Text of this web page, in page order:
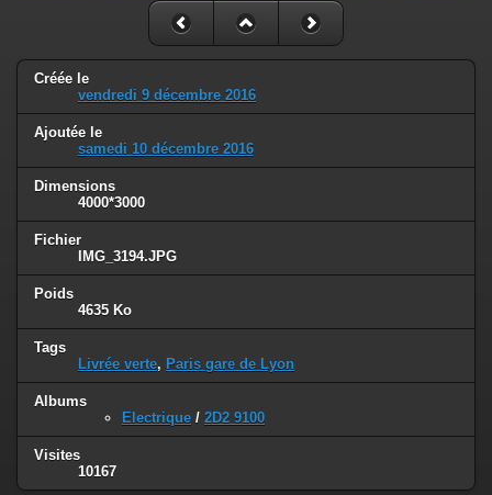
Créée le
vendredi 9 décembre 2016
Ajoutée le
samedi 10 décembre 2016
Dimensions
4000*3000
Fichier
IMG_3194.JPG
Poids
4635 Ko
Tags
Livrée verte, Paris gare de Lyon
Albums
Electrique / 2D2 9100
Visites
10167